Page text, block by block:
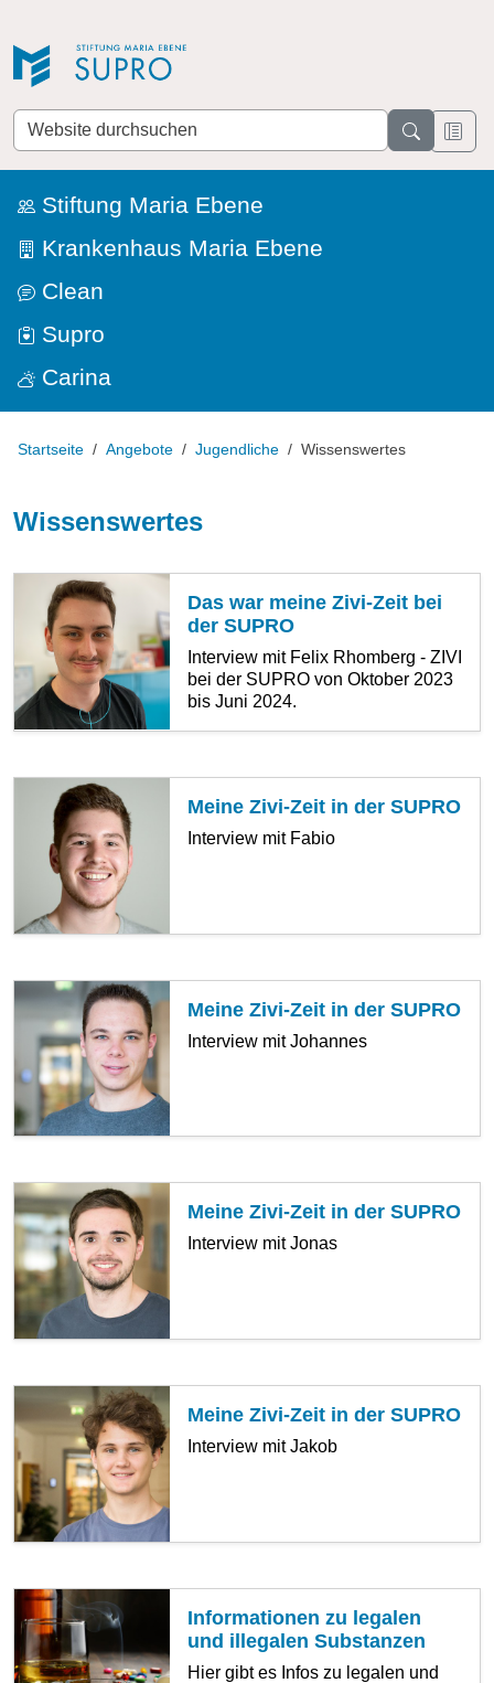
Website
durchsuchen
Stiftung Maria Ebene
Krankenhaus Maria Ebene
Clean
Supro
Carina
Startseite Angebote Jugendliche Wissenswertes
Wissenswertes
Das war meine Zivi-Zeit bei
der SUPRO
Interview mit Felix Rhomberg - ZIVI
bei der SUPRO von Oktober 2023
bis Juni 2024.
Meine Zivi-Zeit in der SUPRO
Interview mit Fabio
Meine Zivi-Zeit in der SUPRO
Interview mit Johannes
Meine Zivi-Zeit in der SUPRO
Interview mit Jonas
Meine Zivi-Zeit in der SUPRO
Interview mit Jakob
Informationen zu legalen
und illegalen Substanzen
Hier gibt es Infos zu legalen und